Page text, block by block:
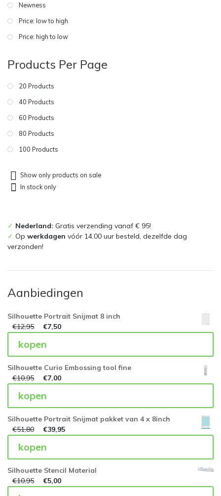
Newness
Price: low to high
Price: high to low
Products Per Page
20 Products
40 Products
60 Products
80 Products
100 Products
Show only products on sale
In stock only
✓ Nederland: Gratis verzending vanaf € 95!
✓ Op werkdagen vóór 14.00 uur besteld, dezelfde dag
verzonden!
Aanbiedingen
Silhouette Portrait Snijmat 8 inch
€12,95 €7,50
kopen
Silhouette Curio Embossing tool fine
€10,95 €7,00
kopen
Silhouette Portrait Snijmat pakket van 4 x 8inch
€51,80 €39,95
kopen
Silhouette Stencil Material
€10,95 €5,00